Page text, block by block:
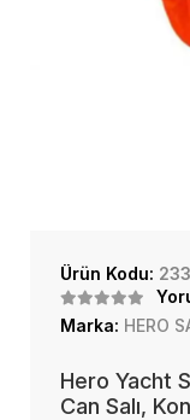
Ürün Kodu:
Marka: HERO
Hero Yacht
Can Salı,